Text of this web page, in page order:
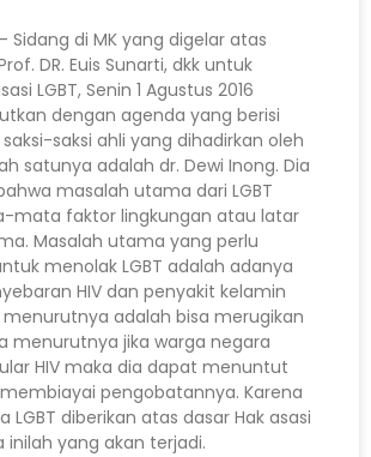
Sidang di MK yang digelar atas
DR. Euis Sunarti, dkk untuk
LGBT, Senin 1 Agustus 2016
dengan agenda yang berisi
saksi ahli yang dihadirkan oleh
satunya adalah dr. Dewi Inong. Dia
masalah utama dari LGBT
mata faktor lingkungan atau latar
Masalah utama yang perlu
menolak LGBT adalah adanya
HIV dan penyakit kelamin
menurutnya adalah bisa merugikan
menurutnya jika warga negara
HIV maka dia dapat menuntut
pengobatannya. Karena
LGBT diberikan atas dasar Hak asasi
inilah yang akan terjadi.